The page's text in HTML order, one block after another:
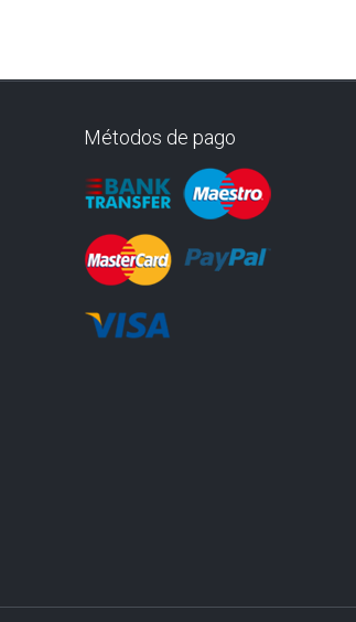
Métodos de pago